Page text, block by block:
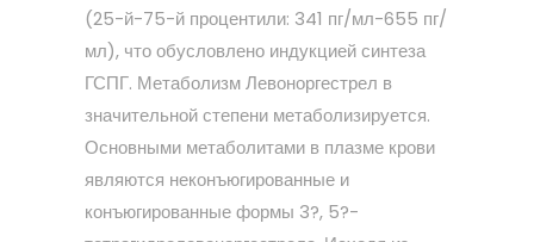
(25-й-75-й процентили: 341 пг/мл-655 пг/
мл), что обусловлено индукцией синтеза
ГСПГ. Метаболизм Левоноргестрел в
значительной степени метаболизируется.
Основными метаболитами в плазме крови
являются неконъюгированные и
конъюгированные формы 3?, 5?-